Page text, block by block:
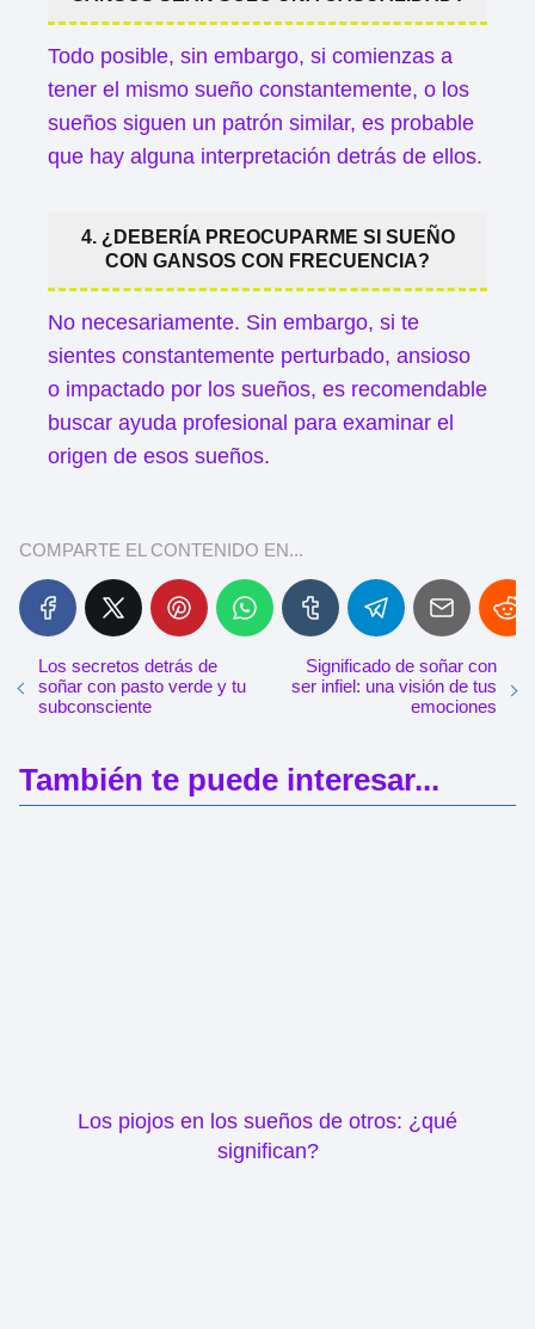
Todo posible, sin embargo, si comienzas a
tener el mismo sueño constantemente, o los
sueños siguen un patrón similar, es probable
que hay alguna interpretación detrás de ellos.
4. ¿DEBERÍA PREOCUPARME SI SUEÑO
CON GANSOS CON FRECUENCIA?
No necesariamente. Sin embargo, si te
sientes constantemente perturbado, ansioso
o impactado por los sueños, es recomendable
buscar ayuda profesional para examinar el
origen de esos sueños.
COMPARTE EL CONTENIDO EN...
Los secretos detrás de
soñar con pasto verde y tu
subconsciente
Significado de soñar con
ser infiel: una visión de tus
emociones
También te puede interesar...
Los piojos en los sueños de otros: ¿qué
significan?